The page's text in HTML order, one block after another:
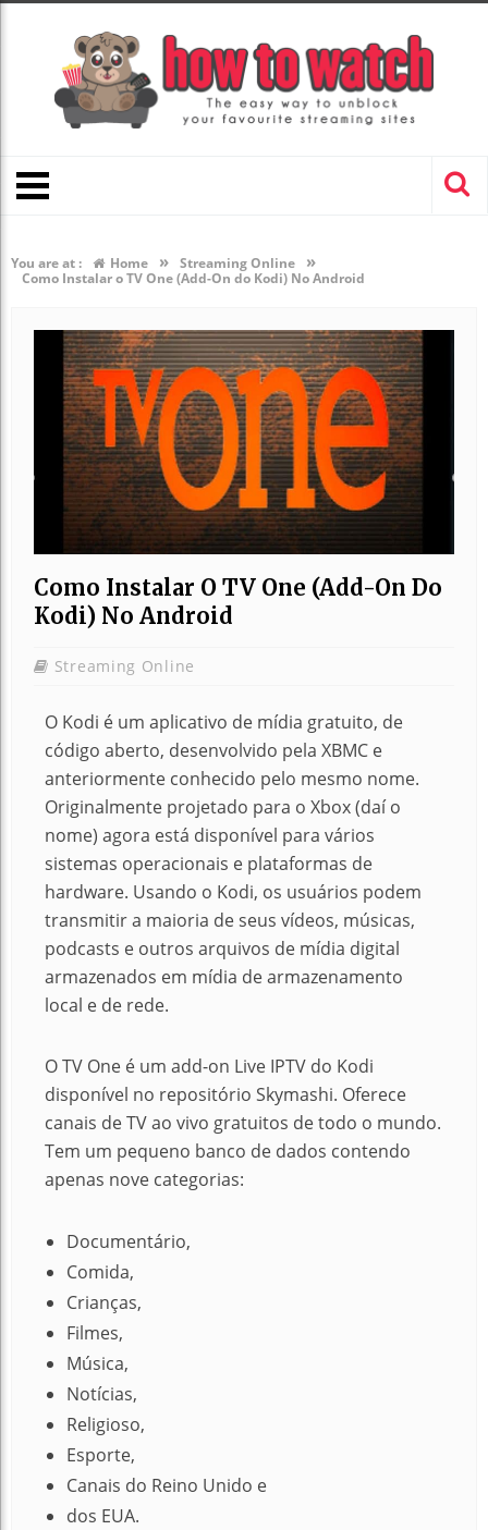
You are at : Home » Streaming Online »
Como Instalar o TV One (Add-On do Kodi) No Android
Como Instalar O TV One (Add-On Do
Kodi) No Android
Streaming Online
O Kodi é um aplicativo de mídia gratuito, de
código aberto, desenvolvido pela XBMC e
anteriormente conhecido pelo mesmo nome.
Originalmente projetado para o Xbox (daí o
nome) agora está disponível para vários
sistemas operacionais e plataformas de
hardware. Usando o Kodi, os usuários podem
transmitir a maioria de seus vídeos, músicas,
podcasts e outros arquivos de mídia digital
armazenados em mídia de armazenamento
local e de rede.
O TV One é um add-on Live IPTV do Kodi
disponível no repositório Skymashi. Oferece
canais de TV ao vivo gratuitos de todo o mundo.
Tem um pequeno banco de dados contendo
apenas nove categorias:
Documentário,
Comida,
Crianças,
Filmes,
Música,
Notícias,
Religioso,
Esporte,
Canais do Reino Unido e
dos EUA.